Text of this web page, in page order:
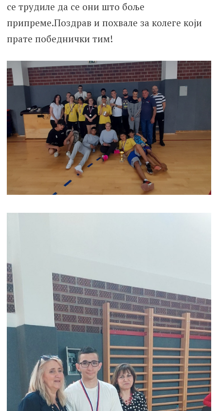
се трудиле да се они што боље
припреме.Поздрав и похвале за колеге који
прате победнички тим!